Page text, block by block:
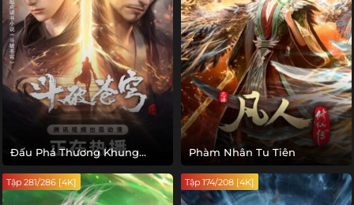
Đấu Phá Thương Khung
Phần 5
Phàm Nhân Tu Tiên
Tập 281/286 [4K] Tập 174/208 [4K]